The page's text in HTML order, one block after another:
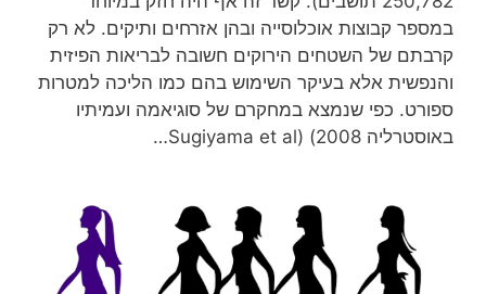
במספר קבוצות אוכלוסייה ובהן אזרחים ותיקים. לא רק
קרבתם של השטחים הירוקים חשובה לבריאות הפיזית
והנפשית אלא בעיקר השימוש בהם כמו הליכה למטרות
ספורט. כפי שנמצא במחקרם של סוגיאמה ועמיתיו
באוסטרליה 2008) (Sugiyama et al…